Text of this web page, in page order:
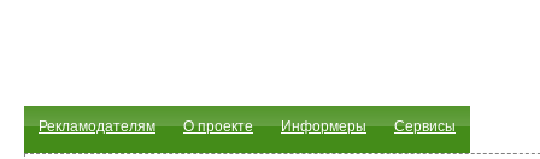
Рекламодателям О проекте Информеры Сервисы